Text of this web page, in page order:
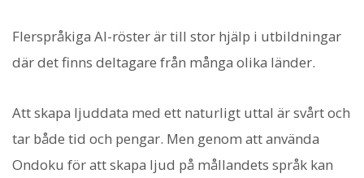
Flerspråkiga AI-röster är till stor hjälp i utbildningar
där det finns deltagare från många olika länder.
Att skapa ljuddata med ett naturligt uttal är svårt och
tar både tid och pengar. Men genom att använda
Ondoku för att skapa ljud på mållandets språk kan